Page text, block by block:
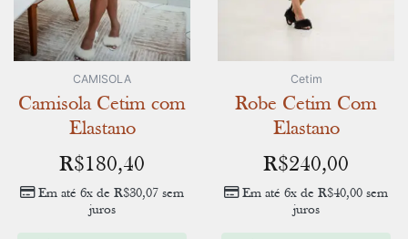
CAMISOLA
Camisola Cetim com
Elastano
R$180,40
Em até 6x de R$30,07 sem
juros
Cetim
Robe Cetim Com
Elastano
R$240,00
Em até 6x de R$40,00sem
juros